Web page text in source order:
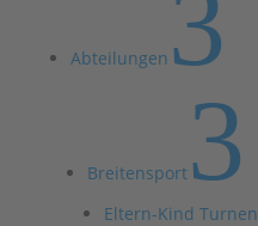
Abteilungen
Breitensport3
Eltern-Kind Turnen